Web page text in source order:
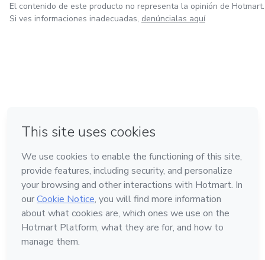
El contenido de este producto no representa la opinión de Hotmart.
Si ves informaciones inadecuadas, denúncialas aquí
Hecho con❤ en Ciudad de México
Conoce Hotmart
Idioma
Español